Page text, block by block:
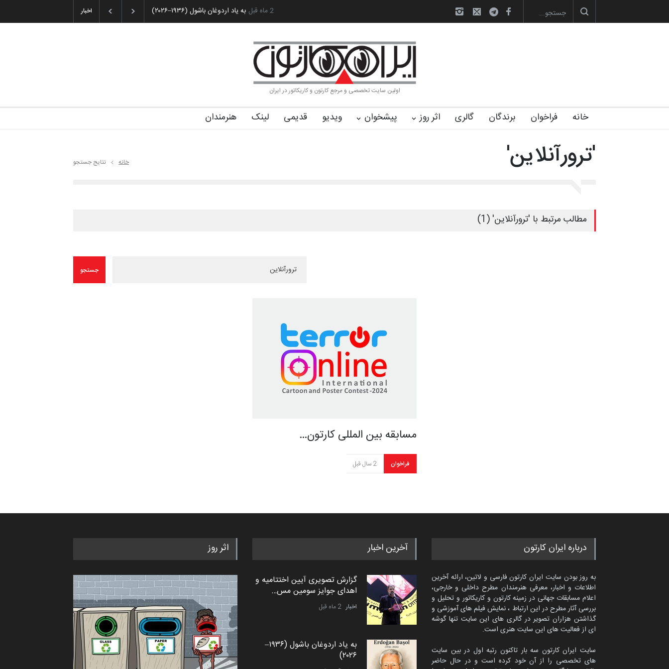
اخبار به یاد اردوغان باشول (۱۹۳۶–۲۰۲۶) رویداد کارگاهی کارتون و پوستر «ایران سربلند»… آغاز دوره‌های تخصصی فصل تابستان 1405 خانه کا… آیین اختتامیه و اهدای جوایز سوم… 2 ماه قبل
اولین سایت تخصصی و مرجع کارتون و کاریکاتور در ایران
خانه فراخوان برندگان گالری اثر روز پیشخوان ویدیو قدیمی لینک هنرمندان
'ترورآنلاین' خانه نتایج جستجو
مطالب مرتبط با 'ترورآنلاین' (1)
مسابقه بین المللی کارتون…
فراخوان 2 سال قبل
درباره ایران کارتون
به روز بودن سایت ایران کارتون فارسی و لاتین، ارائه آخرین
اطلاعات و اخبار، معرفی هنرمندان مطرح داخلی و خارجی،
اعلام مسابقات جهانی در زمینه کارتون و کاریکاتور و تحلیل و
بررسی آثار مطرح در این ارتباط ، نمایش فیلم های آموزشی و
گذاشتن هزاران تصویر در گالری های این سایت تنها گوشه
ای از فعالیت های این سایت هنری است.
سایت ایران کارتون سه بار تاکنون رتبه اول در بین سایت
های تخصصی را از آن خود کرده است و در حال حاضر
آخرین اخبار
گزارش تصویری آیین اختتامیه و
اهدای جوایز سومین مس…
اخبار 2 ماه قبل
به یاد اردوغان باشول (۱۹۳۶–
۲۰۲۶)
اثر روز